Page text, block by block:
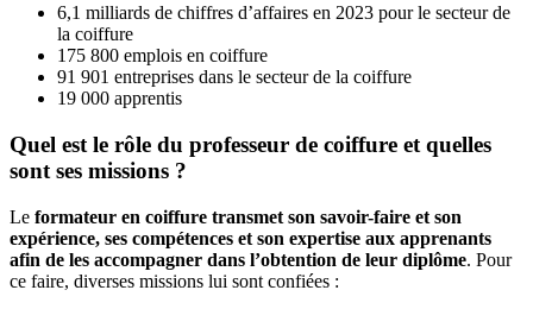
6,1 milliards de chiffres d’affaires en 2023 pour le secteur de
la coiffure
175 800 emplois en coiffure
91 901 entreprises dans le secteur de la coiffure
19 000 apprentis
Quel est le rôle du professeur de coiffure et quelles
sont ses missions ?
Le formateur en coiffure transmet son savoir-faire et son
expérience, ses compétences et son expertise aux apprenants
afin de les accompagner dans l’obtention de leur diplôme. Pour
ce faire, diverses missions lui sont confiées :